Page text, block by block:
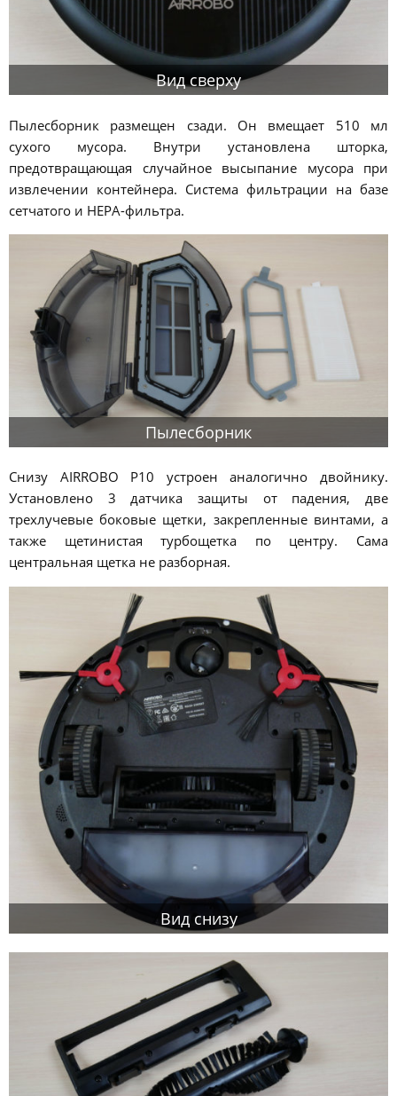
Вид сверху
Пылесборник размещен сзади. Он вмещает 510 мл
сухого мусора. Внутри установлена шторка,
предотвращающая случайное высыпание мусора при
извлечении контейнера. Система фильтрации на базе
сетчатого и HEPA-фильтра.
Пылесборник
Снизу AIRROBO P10 устроен аналогично двойнику.
Установлено 3 датчика защиты от падения, две
трехлучевые боковые щетки, закрепленные винтами, а
также щетинистая турбощетка по центру. Сама
центральная щетка не разборная.
Вид снизу